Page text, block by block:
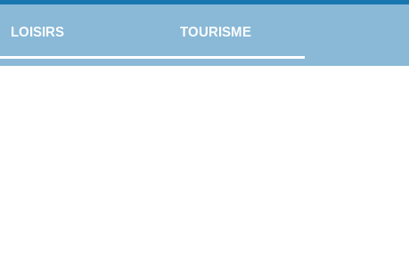
LOISIRS TOURISME